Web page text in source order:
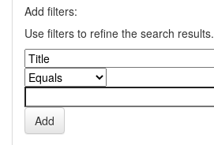
Add filters:
Use filters to refine the search results.